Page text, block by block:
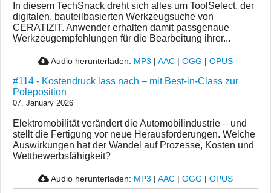
In diesem TechSnack dreht sich alles um ToolSelect, der
digitalen, bauteilbasierten Werkzeugsuche von
CERATIZIT. Anwender erhalten damit passgenaue
Werkzeugempfehlungen für die Bearbeitung ihrer...
Audio herunterladen: MP3 | AAC | OGG | OPUS
#114 - Kostendruck lass nach – mit Best‑in‑Class zur
Poleposition
07. January 2026
Elektromobilität verändert die Automobilindustrie – und
stellt die Fertigung vor neue Herausforderungen. Welche
Auswirkungen hat der Wandel auf Prozesse, Kosten und
Wettbewerbsfähigkeit?
Audio herunterladen: MP3 | AAC | OGG | OPUS